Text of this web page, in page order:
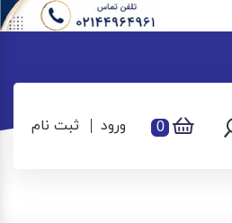
0 ورود ثبت نام